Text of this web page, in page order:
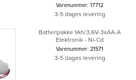
Varenummer: 17712
3-5 dages levering
Batteripakke 1Ah/3,6V-3xAA-A
Elektronik - Ni-Cd
Varenummer: 21571
3-5 dages levering